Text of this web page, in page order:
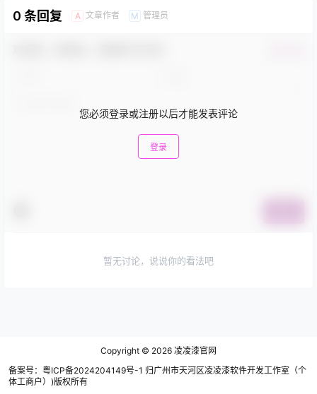
0 条回复 A 文章作者 M 管理员
您必须登录或注册以后才能发表评论
登录
暂无讨论，说说你的看法吧
Copyright © 2026 凌凌漆官网
备案号：粤ICP备2024204149号-1 归广州市天河区凌凌漆软件开发工作室（个
体工商户）)版权所有